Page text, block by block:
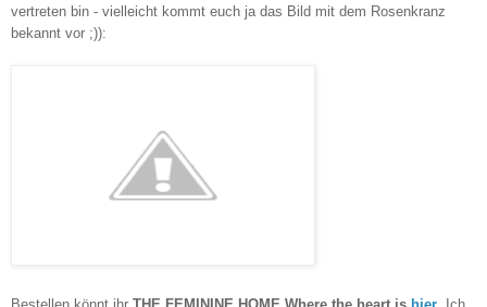
vertreten bin - vielleicht kommt euch ja das Bild mit dem Rosenkranz
bekannt vor ;)):